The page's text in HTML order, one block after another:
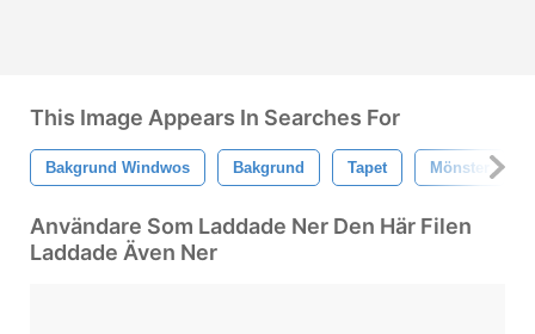
This Image Appears In Searches For
Bakgrund Windwos Bakgrund Tapet Mönster
Användare Som Laddade Ner Den Här Filen
Laddade Även Ner